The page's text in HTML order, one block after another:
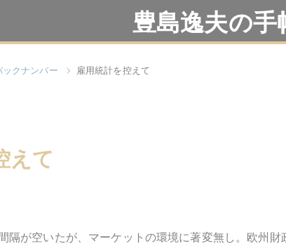
豊島逸夫の手
ックナンバー 雇用統計を控えて
えて
隔が空いたが、マーケットの環境に著変無し。欧州